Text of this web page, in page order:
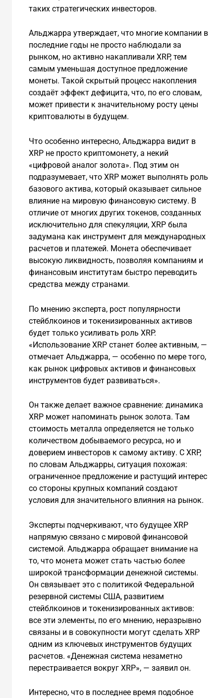
таких стратегических инвесторов.
Альджарра утверждает, что многие компании в
последние годы не просто наблюдали за
рынком, но активно накапливали XRP, тем
самым уменьшая доступное предложение
монеты. Такой скрытый процесс накопления
создаёт эффект дефицита, что, по его словам,
может привести к значительному росту цены
криптовалюты в будущем.
Что особенно интересно, Альджарра видит в
XRP не просто криптомонету, а некий
«цифровой аналог золота». Под этим он
подразумевает, что XRP может выполнять роль
базового актива, который оказывает сильное
влияние на мировую финансовую систему. В
отличие от многих других токенов, созданных
исключительно для спекуляции, XRP была
задумана как инструмент для международных
расчетов и платежей. Монета обеспечивает
высокую ликвидность, позволяя компаниям и
финансовым институтам быстро переводить
средства между странами.
По мнению эксперта, рост популярности
стейблкоинов и токенизированных активов
будет только усиливать роль XRP.
«Использование XRP станет более активным, —
отмечает Альджарра, — особенно по мере того,
как рынок цифровых активов и финансовых
инструментов будет развиваться».
Он также делает важное сравнение: динамика
XRP может напоминать рынок золота. Там
стоимость металла определяется не только
количеством добываемого ресурса, но и
доверием инвесторов к самому активу. С XRP,
по словам Альджарры, ситуация похожая:
ограниченное предложение и растущий интерес
со стороны крупных компаний создают
условия для значительного влияния на рынок.
Эксперты подчеркивают, что будущее XRP
напрямую связано с мировой финансовой
системой. Альджарра обращает внимание на
то, что монета может стать частью более
широкой трансформации денежной системы.
Он связывает это с политикой Федеральной
резервной системы США, развитием
стейблкоинов и токенизированных активов:
все эти элементы, по его мнению, неразрывно
связаны и в совокупности могут сделать XRP
одним из ключевых инструментов будущих
расчетов. «Денежная система незаметно
перестраивается вокруг XRP», — заявил он.
Интересно, что в последнее время подобное